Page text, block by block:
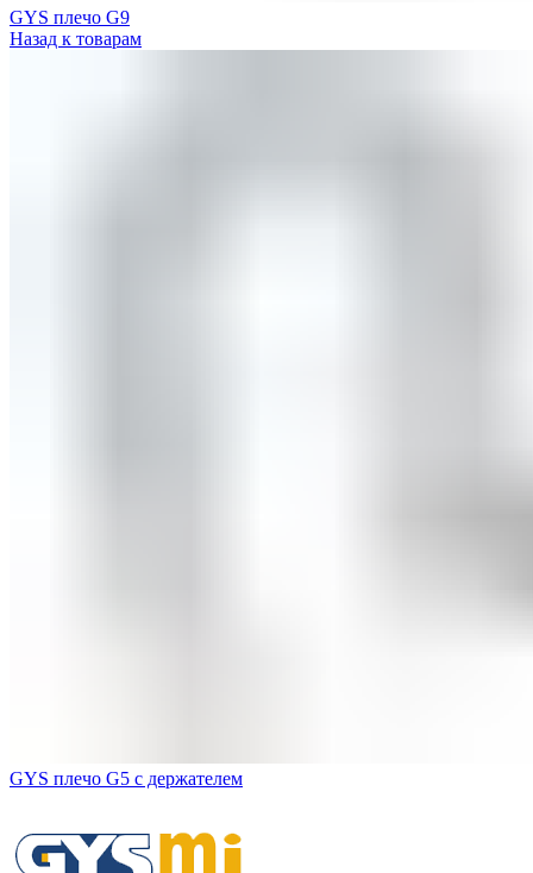
GYS плечо G9
Назад к товарам
GYS плечо G5 с держателем